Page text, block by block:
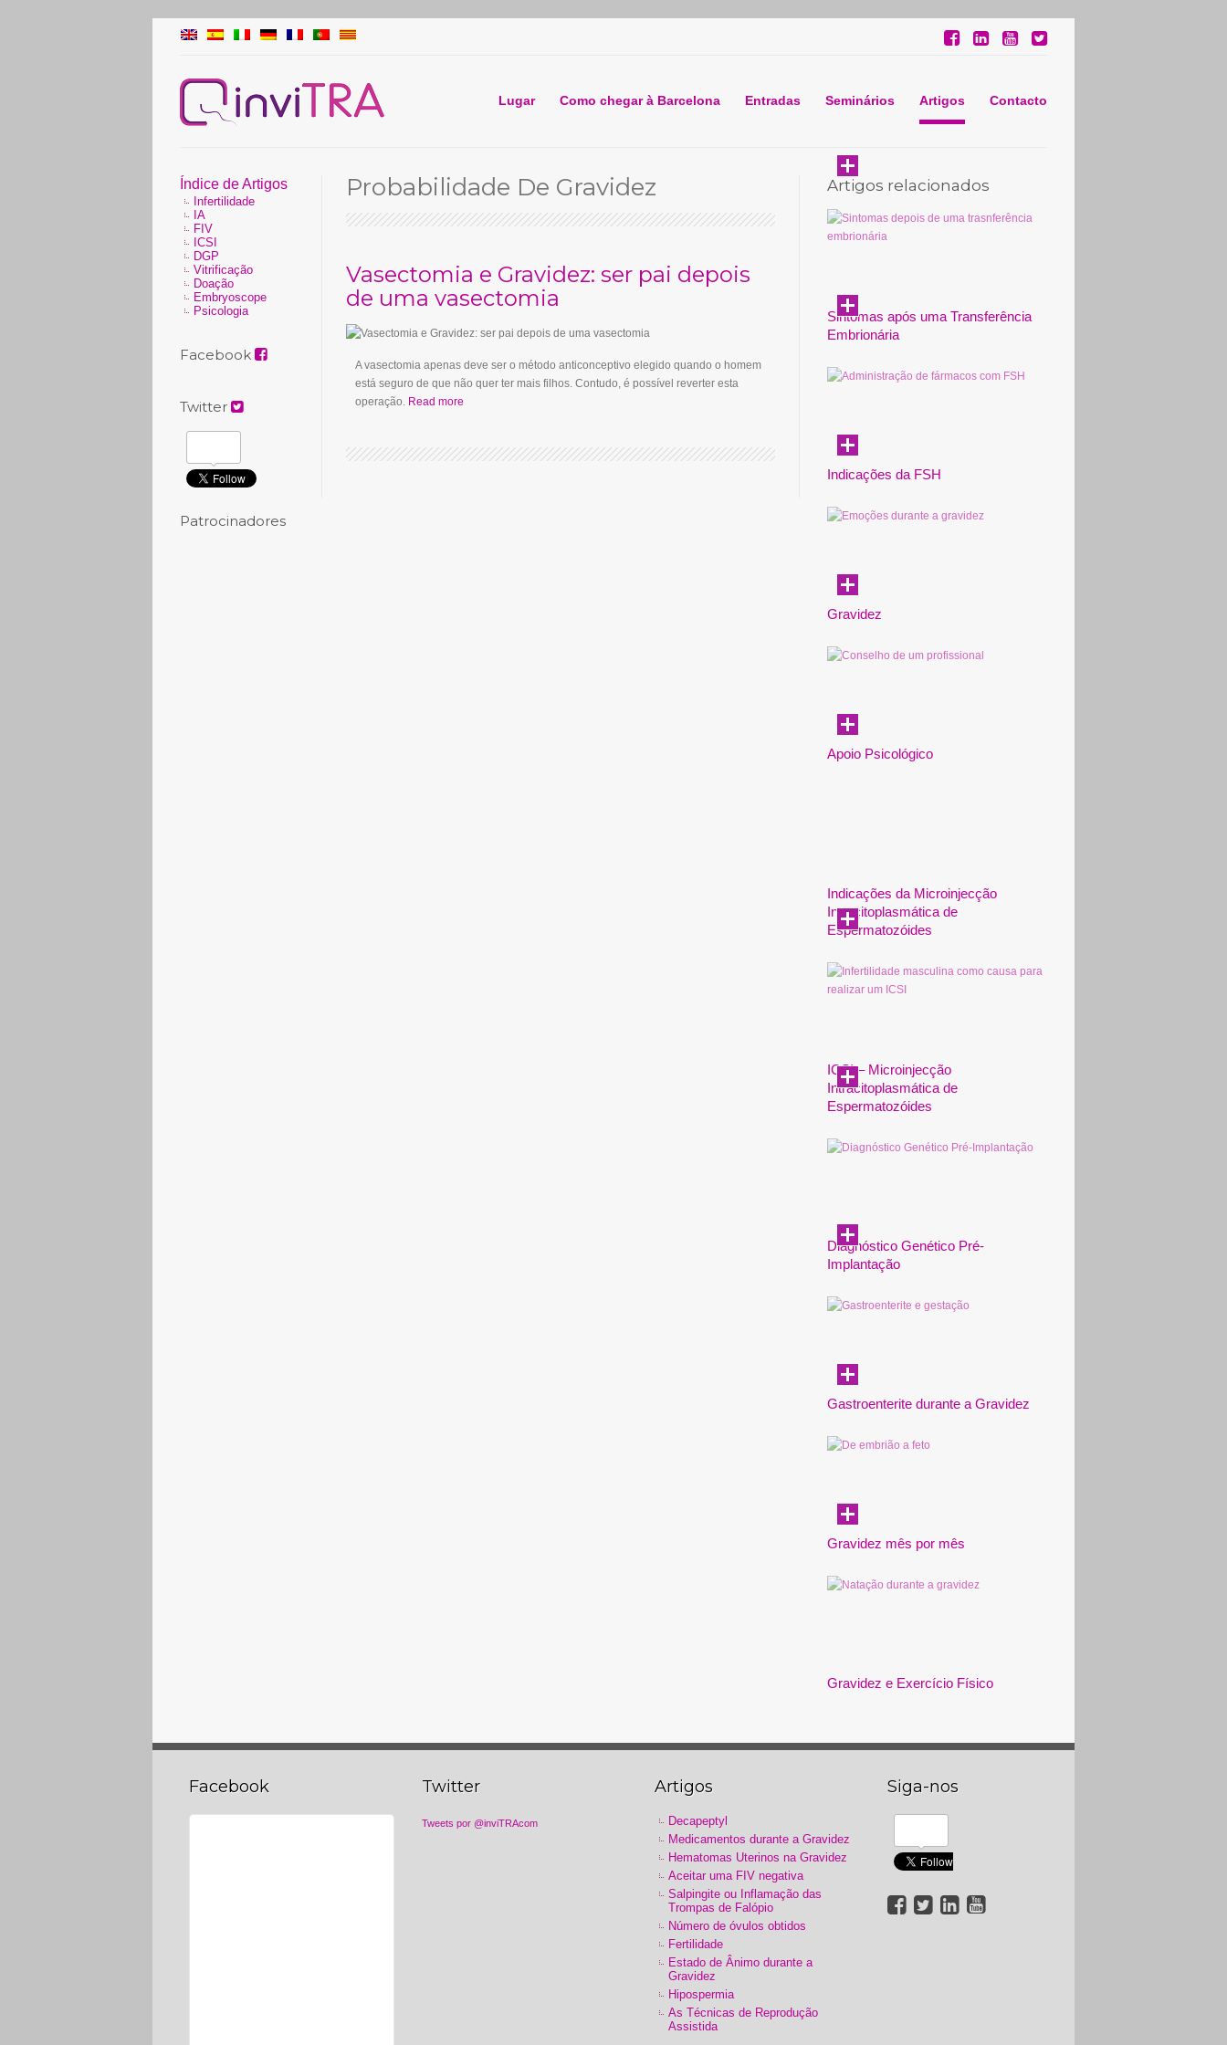
Lugar Como chegar à Barcelona Entradas Seminários Artigos Contacto
Índice de Artigos
Infertilidade
IA
FIV
ICSI
DGP
Vitrificação
Doação
Embryoscope
Psicologia
Facebook
Twitter
Patrocinadores
Probabilidade De Gravidez
Vasectomia e Gravidez: ser pai depois
de uma vasectomia
A vasectomia apenas deve ser o método anticonceptivo elegido quando o homem
está seguro de que não quer ter mais filhos. Contudo, é possível reverter esta
operação. Read more
Artigos relacionados
Sintomas após uma Transferência
Embrionária
Indicações da FSH
Gravidez
Apoio Psicológico
Indicações da Microinjecção
Intracitoplasmática de
Espermatozóides
ICSI – Microinjecção
Intracitoplasmática de
Espermatozóides
Diagnóstico Genético Pré-
Implantação
Gastroenterite durante a Gravidez
Gravidez mês por mês
Gravidez e Exercício Físico
Facebook Twitter
Tweets por @inviTRAcom
Artigos
Decapeptyl
Medicamentos durante a Gravidez
Hematomas Uterinos na Gravidez
Aceitar uma FIV negativa
Salpingite ou Inflamação das
Trompas de Falópio
Número de óvulos obtidos
Fertilidade
Estado de Ânimo durante a
Gravidez
Hipospermia
As Técnicas de Reprodução
Assistida
Siga-nos